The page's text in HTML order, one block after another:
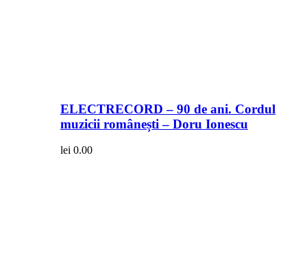
ELECTRECORD – 90 de ani. Cordul
muzicii românești – Doru Ionescu
lei 0.00